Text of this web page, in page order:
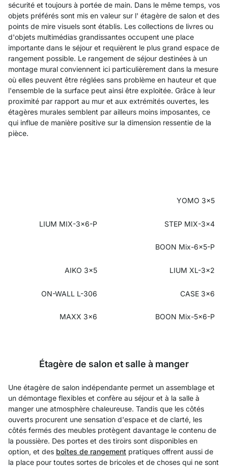
sécurité et toujours à portée de main. Dans le même temps, vos
objets préférés sont mis en valeur sur l' étagère de salon et des
points de mire visuels sont établis. Les collections de livres ou
d'objets multimédias grandissantes occupent une place
importante dans le séjour et requièrent le plus grand espace de
rangement possible. Le rangement de séjour destinées à un
montage mural conviennent ici particulièrement dans la mesure
où elles peuvent être réglées sans problème en hauteur et que
l'ensemble de la surface peut ainsi être exploitée. Grâce à leur
proximité par rapport au mur et aux extrémités ouvertes, les
étagères murales semblent par ailleurs moins imposantes, ce
qui influe de manière positive sur la dimension ressentie de la
pièce.
YOMO 3x5
LIUM MIX-3x6-P STEP MIX-3x4
BOON Mix-6x5-P
AIKO 3x5 LIUM XL-3x2
ON-WALL L-306 CASE 3x6
MAXX 3x6 BOON Mix-5x6-P
Étagère de salon et salle à manger
Une étagère de salon indépendante permet un assemblage et
un démontage flexibles et confère au séjour et à la salle à
manger une atmosphère chaleureuse. Tandis que les côtés
ouverts procurent une sensation d'espace et de clarté, les
côtés fermés des meubles protègent davantage le contenu de
la poussière. Des portes et des tiroirs sont disponibles en
option, et des boîtes de rangement pratiques offrent aussi de
la place pour toutes sortes de bricoles et de choses qui ne sont